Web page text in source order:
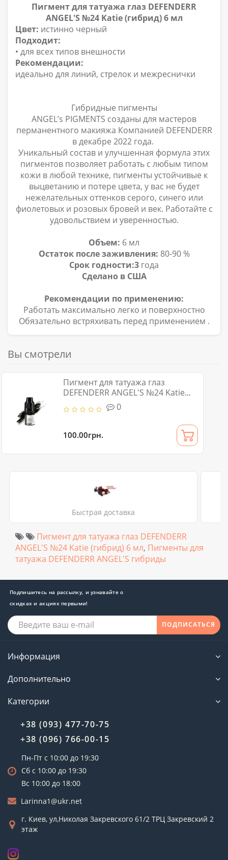
Пигмент для татуажа глаз DEFENDERR
ANGEL'S №24 Katie (гибрид) 6 мл
Цвет: истинно черный
Подходит:
• для всех типов внешности
Рекомендации:
идеально для линий, стрелок и межреснички
Гибридные пигменты
ANGEL’s PIGMENTS созданы для мастеров
перманентного макияжа Компанией DEFENDERR
в декабре 2022 года.
Уникальный состав и улучшенная формула этих
пигментов позволяет работать с любым типом
кожи в любой технике, пигменты устойчивые к
выцветанию и потере цвета, у вас не будет
нежелательных оттенков серого, синего или
фиолетовых и розовых бровей и век. Работайте с
удовольствием и уверенностью.
Объем: 6 мл
Остаток после заживления: 80-90 %
Срок годности:3 года
Сделано в США
Рекомендации по применению:
Работать максимально легко и поверхностно
Обязательно встряхивать перед применением .
Вы смотрели
Пигмент для татуажа глаз
DEFENDERR ANGEL'S №24 Katie
(гибрид) 6 мл 0
100.00грн.
Быстрая доставка
Пигмент для татуажа глаз DEFENDERR
ANGEL'S №24 Katie (гибрид) 6 мл, Пигменты для
татуажа DEFENDERR ANGEL'S гибриды
Подпишитесь на рассылку, и узнавайте о
скидках и акциях первыми!
ПОДПИСАТЬСЯ
Информация
Дополнительно
Категории
+38 (093) 477-70-75
+38 (096) 766-00-15
Пн-Пт с 10:00 до 19:30
Сб с 10:00 до 19:30
Вс 10:00 до 18:00
Larinna1@ukr.net
г. Киев, ул,Николая Закревского 61/2 ТРЦ Закревский 2
этаж